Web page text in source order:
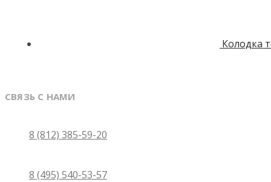
Колодка
СВЯЗЬ С НАМИ
8 (812) 385-59-20
8 (495) 540-53-57